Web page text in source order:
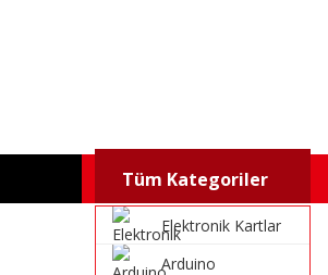
Tüm Kategoriler
Elektronik Kartlar
Arduino